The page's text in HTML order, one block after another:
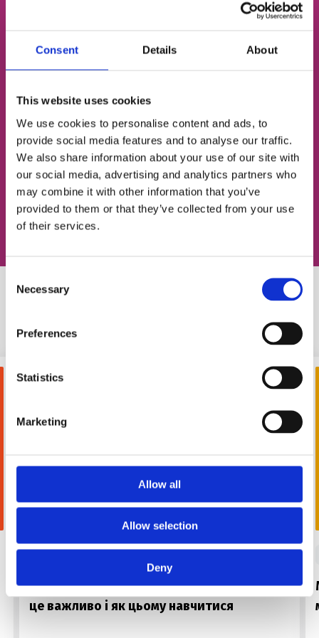
Consent Details About
This website uses cookies
We use cookies to personalise content and ads, to
provide social media features and to analyse our traffic.
We also share information about your use of our site with
our social media, advertising and analytics partners who
may combine it with other information that you’ve
provided to them or that they’ve collected from your use
of their services.
Selection
Necessary
Preferences
Statistics
Marketing
Allow all
Allow selection
Deny
ЕЛЕКТРОННА ПОШТА
Згоден із політикою конфіденційності
Записатися на урок
#words #правила #grammar
Порядок прикметників в англійській: чому
це важливо і як цьому навчитися